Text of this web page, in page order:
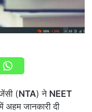
(NTA) ने NEET
अहम जानकारी दी